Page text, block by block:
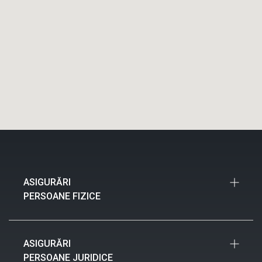
ASIGURĂRI
PERSOANE FIZICE
Asigurări Locuințe
ASIGURĂRI
PERSOANE JURIDICE